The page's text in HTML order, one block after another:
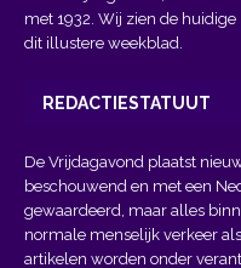
met 1932. Wij zien de
dit illustere weekblad.
REDACTIESTATUUT
De Vrijdagavond plaatst
beschouwend en met een
gewaardeerd, maar alles
normale menselijk verkeer
artikelen worden onder